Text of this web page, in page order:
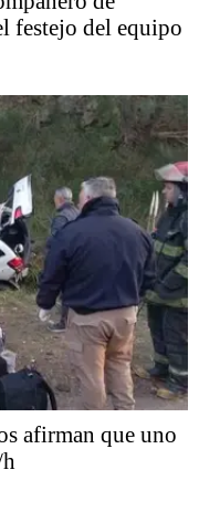
festejo del equipo
afirman que uno